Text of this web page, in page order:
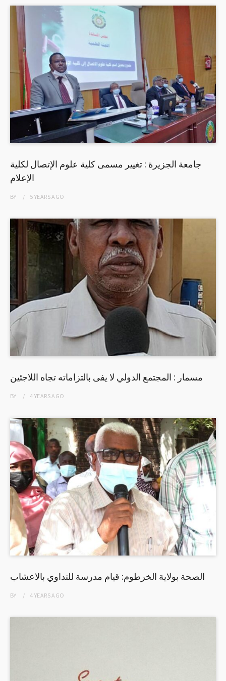
جامعة الجزيرة : تغيير مسمى كلية علوم الإتصال لكلية
الإعلام
BY 5 YEARSAGO
مسمار : المجتمع الدولي لا يفى بالتزاماته تجاه اللاجئين
BY 4 YEARSAGO
الصحة بولاية الخرطوم: قيام مدرسة للتداوي بالاعشاب
BY 4 YEARSAGO